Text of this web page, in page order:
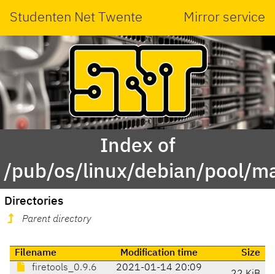
Studenten Net Twente Mirror service
Index of
/pub/os/linux/debian/pool/
Directories
Parent directory
Filename Modification time
Size
firetools_0.9.6
2021-01-14 20:09